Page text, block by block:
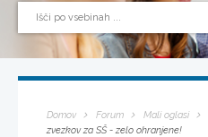
Domov Forum Mali oglasi
zvezkov za SŠ - zelo ohranjene!